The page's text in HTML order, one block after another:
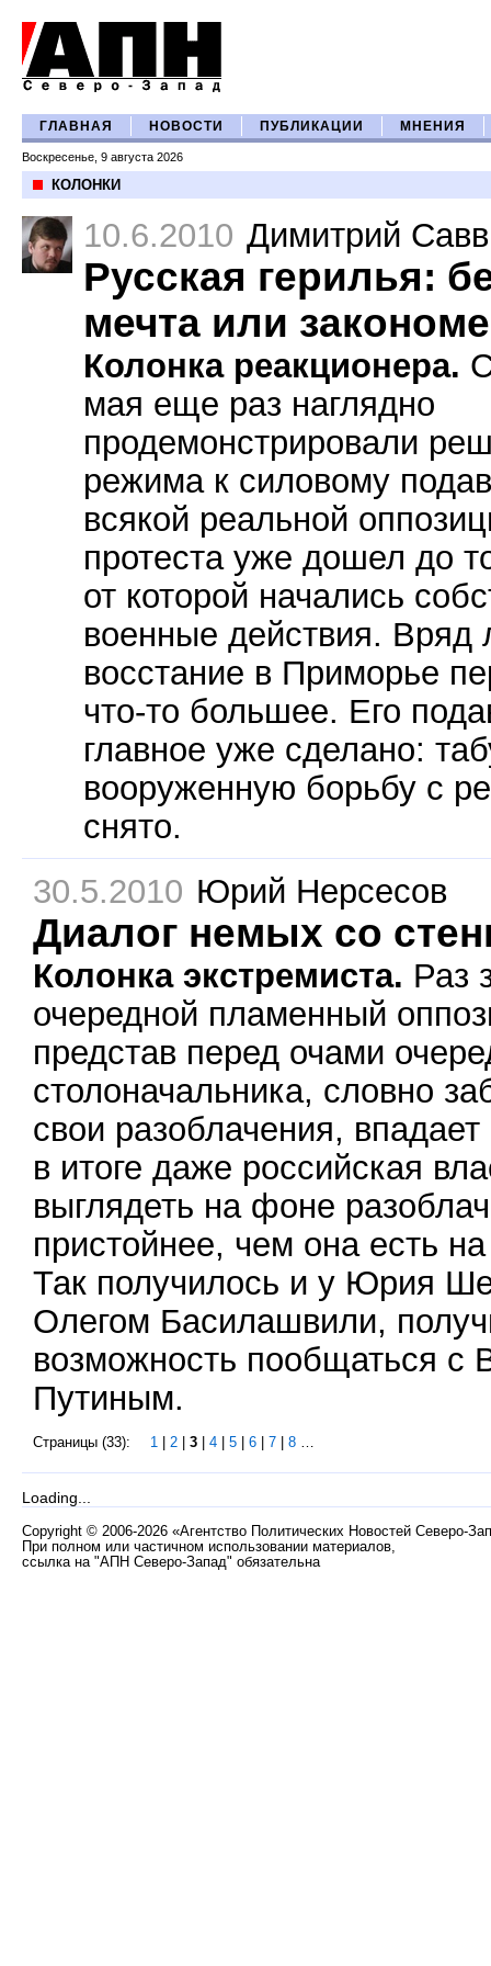
ГЛАВНАЯ НОВОСТИ ПУБЛИКАЦИИ МНЕНИЯ
Воскресенье, 9 августа 2026
КОЛОНКИ
10.6.2010 Димитрий
Русская герилья:
мечта или
Колонка реакционера.
мая еще раз наглядно
продемонстрировали
режима к силовому
всякой реальной
протеста уже дошел до
от которой начались
военные действия. Вряд
восстание в Приморье
что-то большее. Его
главное уже сделано:
вооруженную борьбу с
снято.
30.5.2010 Юрий Нерсесов
Диалог немых со
Колонка экстремиста. Раз
очередной пламенный
представ перед очами
столоначальника, словно
свои разоблачения,
в итоге даже российская
выглядеть на фоне
пристойнее, чем она есть
Так получилось и у Юрия
Олегом Басилашвили,
возможность пообщаться с
Путиным.
Страницы (33): 1 2 3 4 5 6 7 8
Loading...
Copyright © 2006-2026 «Агентство Политических Новостей Северо-
При полном или частичном использовании материалов,
ссылка на "АПН Северо-Запад" обязательна